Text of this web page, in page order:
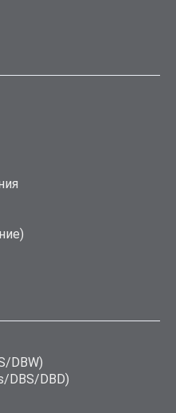
DBW)
DBS/DBD)